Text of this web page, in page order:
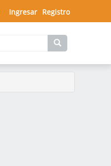
Ingresar Registro